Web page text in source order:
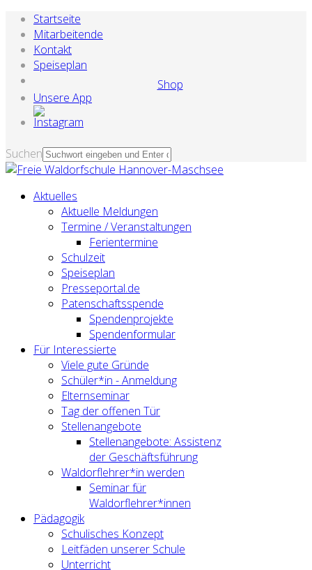
Startseite
Mitarbeitende
Kontakt
Speiseplan
Shop
Unsere App
Suchen
Aktuelles
Aktuelle Meldungen
Termine / Veranstaltungen
Ferientermine
Schulzeit
Speiseplan
Presseportal.de
Patenschaftsspende
Spendenprojekte
Spendenformular
Für Interessierte
Viele gute Gründe
Schüler*in - Anmeldung
Elternseminar
Tag der offenen Tür
Stellenangebote
Stellenangebote: Assistenz
der Geschäftsführung
Waldorflehrer*in werden
Seminar für
Waldorflehrer*innen
Pädagogik
Schulisches Konzept
Leitfäden unserer Schule
Unterricht